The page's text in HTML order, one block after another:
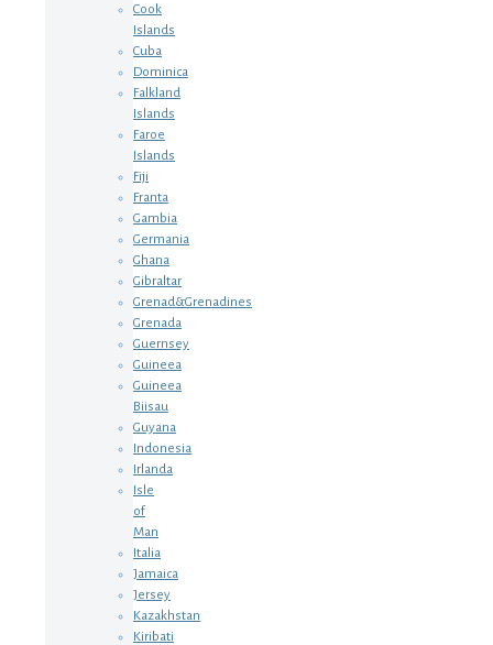
Cook
Islands
Cuba
Dominica
Falkland
Islands
Faroe
Islands
Fiji
Franta
Gambia
Germania
Ghana
Gibraltar
Grenad&Grenadines
Grenada
Guernsey
Guineea
Guineea
Biisau
Guyana
Indonesia
Irlanda
Isle
of
Man
Italia
Jamaica
Jersey
Kazakhstan
Kiribati